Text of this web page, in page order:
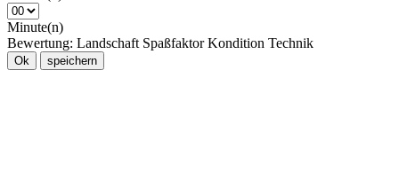
Minute(n)
Bewertung: Landschaft Spaßfaktor Kondition Technik
Ok speichern